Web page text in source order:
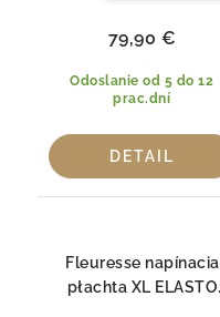
Odoslanie od 5 do 12
prac.dní
79,90 €
DETAIL
Fleuresse napínacia
płachta XL ELASTO